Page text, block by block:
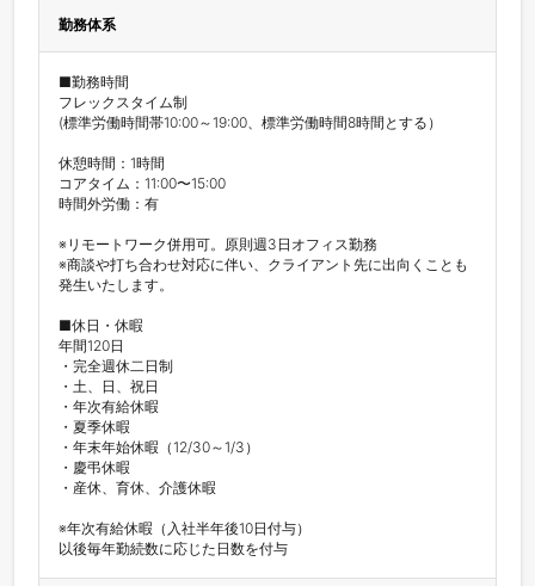
勤務体系
■勤務時間
フレックスタイム制
(標準労働時間帯10:00～19:00、標準労働時間8時間とする）
休憩時間：1時間
コアタイム：11:00〜15:00
時間外労働：有
※リモートワーク併用可。原則週3日オフィス勤務
※商談や打ち合わせ対応に伴い、クライアント先に出向くことも
発生いたします。
■休日・休暇
年間120日
・完全週休二日制
・土、日、祝日
・年次有給休暇
・夏季休暇
・年末年始休暇（12/30～1/3）
・慶弔休暇
・産休、育休、介護休暇
※年次有給休暇（入社半年後10日付与）
以後毎年勤続数に応じた日数を付与